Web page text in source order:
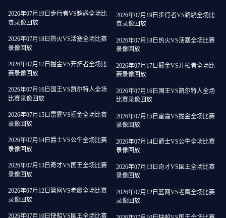
2026年07月19日步行者VS鹈鹕全场比
赛录像回放
2026年07月19日步行者VS鹈鹕全场比
赛录像回放
2026年07月18日热火VS活塞全场比赛
录像回放
2026年07月18日热火VS活塞全场比赛
录像回放
2026年07月17日掘金VS开拓者全场比
赛录像回放
2026年07月17日掘金VS开拓者全场比
赛录像回放
2026年07月16日国王VS凯尔特人全场
比赛录像回放
2026年07月16日国王VS凯尔特人全场
比赛录像回放
2026年07月15日雷霆VS掘金全场比赛
录像回放
2026年07月15日雷霆VS掘金全场比赛
录像回放
2026年07月14日爵士VS公牛全场比赛
录像回放
2026年07月14日爵士VS公牛全场比赛
录像回放
2026年07月13日奇才VS国王全场比赛
录像回放
2026年07月13日奇才VS国王全场比赛
录像回放
2026年07月12日篮网VS老鹰全场比赛
录像回放
2026年07月12日篮网VS老鹰全场比赛
录像回放
2026年07月10日快船VS国王全场比赛